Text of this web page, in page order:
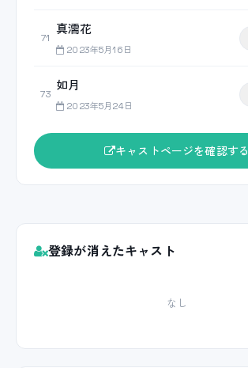
71
真濡花
2023年5月16日
73
如月
2023年5月24日
キャストページを確認する
登録が消えたキャスト
なし